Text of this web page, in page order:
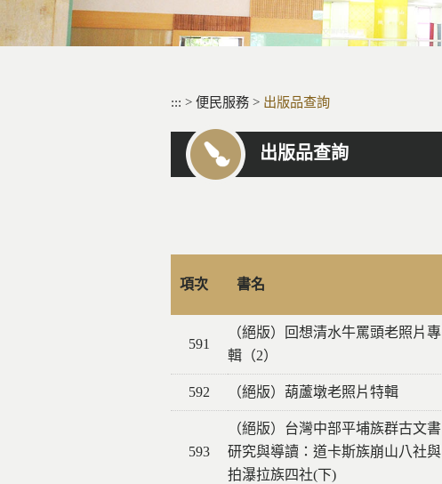
::: > 便民服務 > 出版品查詢
出版品查詢
項次 書名
591
（絕版）回想清水牛罵頭老照片專
輯（2）
592 （絕版）葫蘆墩老照片特輯
593
（絕版）台灣中部平埔族群古文書
研究與導讀：道卡斯族崩山八社與
拍瀑拉族四社(下)